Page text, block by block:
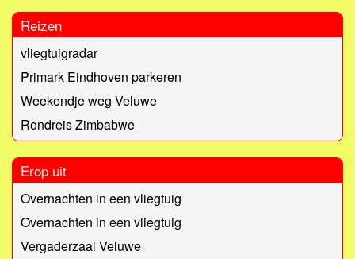
Reizen
vliegtuigradar
Primark Eindhoven parkeren
Weekendje weg Veluwe
Rondreis Zimbabwe
Erop uit
Overnachten in een vliegtuig
Overnachten in een vliegtuig
Vergaderzaal Veluwe